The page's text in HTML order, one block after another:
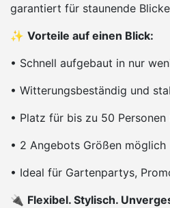
garantiert für staunende
✨ Vorteile auf einen Blick:
• Schnell aufgebaut in nur
• Witterungsbeständig und
• Platz für bis zu 50 Personen
• 2 Angebots Größen möglich
• Ideal für Gartenpartys,
🔌 Flexibel. Stylisch.